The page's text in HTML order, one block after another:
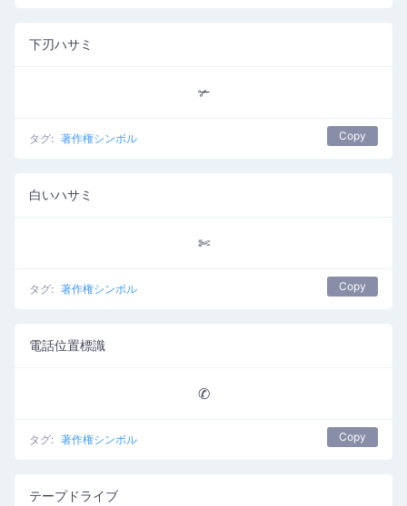
下刃ハサミ
✃
タグ: 著作権シンボル Copy
白いハサミ
✄
タグ: 著作権シンボル Copy
電話位置標識
✆
タグ: 著作権シンボル Copy
テープドライブ